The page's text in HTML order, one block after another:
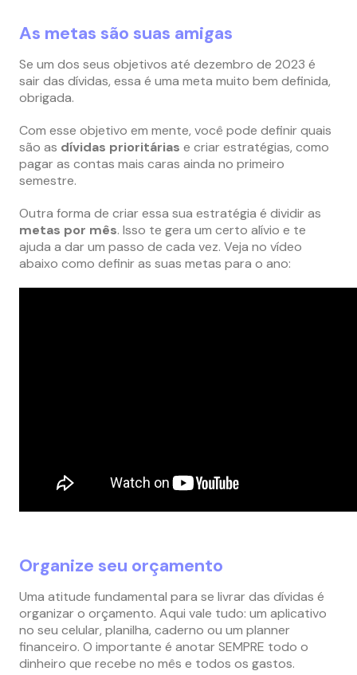
As metas são suas amigas
Se um dos seus objetivos até dezembro de 2023 é
sair das dívidas, essa é uma meta muito bem definida,
obrigada.
Com esse objetivo em mente, você pode definir quais
são as dívidas prioritárias e criar estratégias, como
pagar as contas mais caras ainda no primeiro
semestre.
Outra forma de criar essa sua estratégia é dividir as
metas por mês. Isso te gera um certo alívio e te
ajuda a dar um passo de cada vez. Veja no vídeo
abaixo como definir as suas metas para o ano:
Organize seu orçamento
Uma atitude fundamental para se livrar das dívidas é
organizar o orçamento. Aqui vale tudo: um aplicativo
no seu celular, planilha, caderno ou um planner
financeiro. O importante é anotar SEMPRE todo o
dinheiro que recebe no mês e todos os gastos.